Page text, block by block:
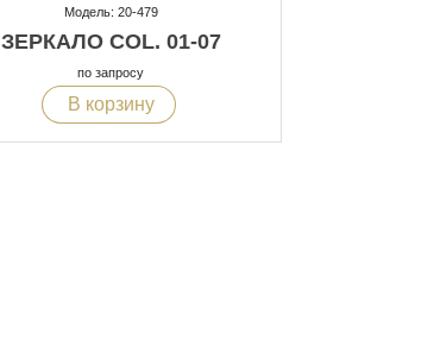
Модель: 20-479
ЗЕРКАЛО COL. 01-07
по запросу
В корзину